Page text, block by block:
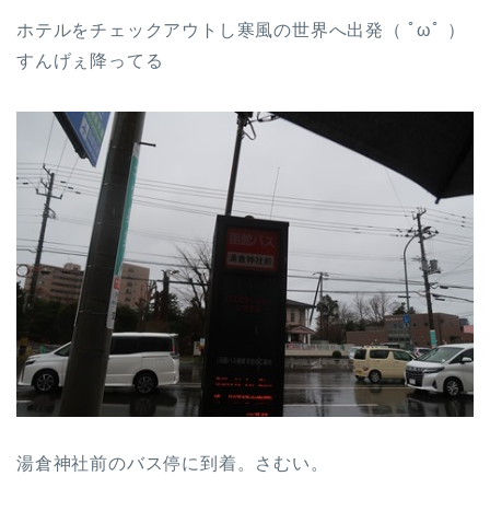
ホテルをチェックアウトし寒風の世界へ出発（ ﾟωﾟ ）
すんげぇ降ってる
湯倉神社前のバス停に到着。さむい。